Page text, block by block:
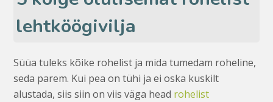
lehtköögivilja
Süüa tuleks kõike rohelist ja mida tumedam roheline,
seda parem. Kui pea on tühi ja ei oska kuskilt
alustada, siis siin on viis väga head rohelist